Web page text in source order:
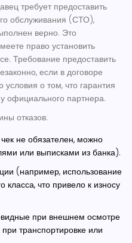
требует предоставить
обслуживания (СТО),
верно. Это
право установить
Требование предоставить
если в договоре
о том, что гарантия
официального партнера.
отказов:
не обязателен, можно
или выписками из банка).
(например, использование
что привело к износу
при внешнем осмотре
транспортировке или